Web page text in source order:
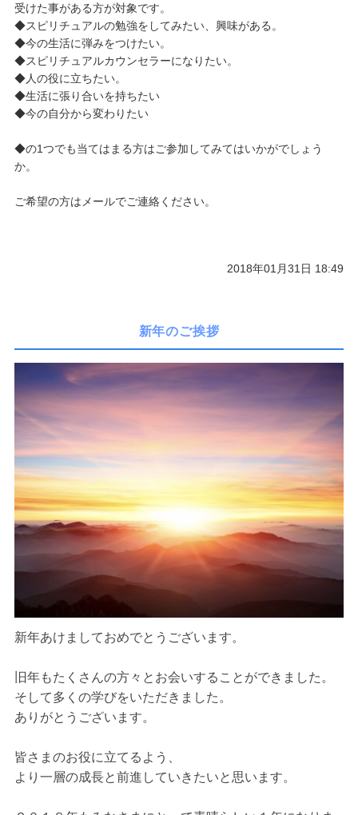
受けた事がある方が対象です。
◆スピリチュアルの勉強をしてみたい、興味がある。
◆今の生活に弾みをつけたい。
◆スピリチュアルカウンセラーになりたい。
◆人の役に立ちたい。
◆生活に張り合いを持ちたい
◆今の自分から変わりたい
◆の1つでも当てはまる方はご参加してみてはいかがでしょう
か。
ご希望の方はメールでご連絡ください。
2018年01月31日 18:49
新年のご挨拶
新年あけましておめでとうございます。
旧年もたくさんの方々とお会いすることができました。
そして多くの学びをいただきました。
ありがとうございます。
皆さまのお役に立てるよう、
より一層の成長と前進していきたいと思います。